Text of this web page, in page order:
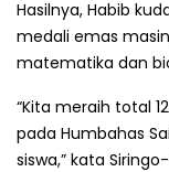
Hasilnya, Habib
medali emas
matematika dan
“Kita meraih total
pada Humbahas
siswa,” kata